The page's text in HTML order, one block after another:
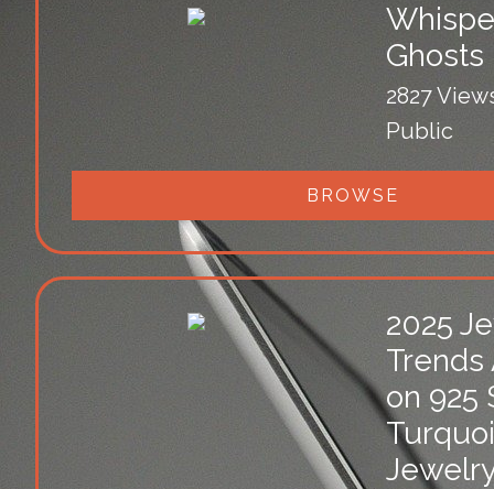
Ghosts
2827
Public
BROWSE
2025
Trends
on 925